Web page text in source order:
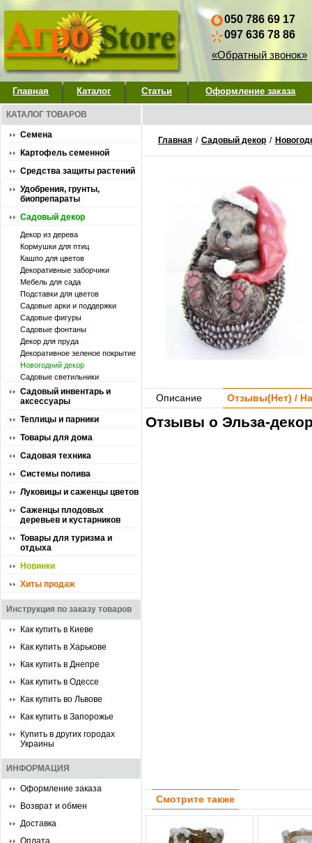
050 786 69 17
097 636 78 86
«Обратный звонок»
Главная Каталог Статьи Оформление заказа
КАТАЛОГ ТОВАРОВ
Семена
Картофель семенной
Средства защиты растений
Удобрения, грунты,
биопрепараты
Садовый декор
Декор из дерева
Кормушки для птиц
Кашпо для цветов
Декоративные заборчики
Мебель для сада
Подставки для цветов
Садовые арки и поддержки
Садовые фигуры
Садовые фонтаны
Декор для пруда
Декоративное зеленое покрытие
Новогодний декор
Садовые светильники
Садовый инвентарь и
аксессуары
Теплицы и парники
Товары для дома
Садовая техника
Системы полива
Луковицы и саженцы цветов
Саженцы плодовых
деревьев и кустарников
Товары для туризма и
отдыха
Новинки
Хиты продаж
Инструкция по заказу товаров
Как купить в Киеве
Как купить в Харькове
Как купить в Днепре
Как купить в Одессе
Как купить во Львове
Как купить в Запорожье
Купить в других городах
Украины
ИНФОРМАЦИЯ
Оформление заказа
Возврат и обмен
Доставка
Оплата
Главная / Садовый декор /
Описание Отзывы(Нет) /
Отзывы о Эльза-
Смотрите также